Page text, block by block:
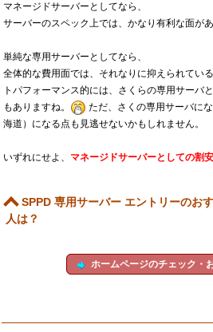
マネージドサーバーとしてなら、
サーバーのスペック上では、かなり有利な面があ
単純な専用サーバーとしてなら、
全体的な費用面では、それなりに抑えられてい
トパフォーマンス的には、さくらの専用サーバ
もありますね。
ただ、さくの専用サーバに
海道）になる点も見逃せないかもしれません。
いずれにせよ、 マネージドサーバーとしての割
SPPD 専用サーバー エントリーのお
人は？
ホームページのチェック・